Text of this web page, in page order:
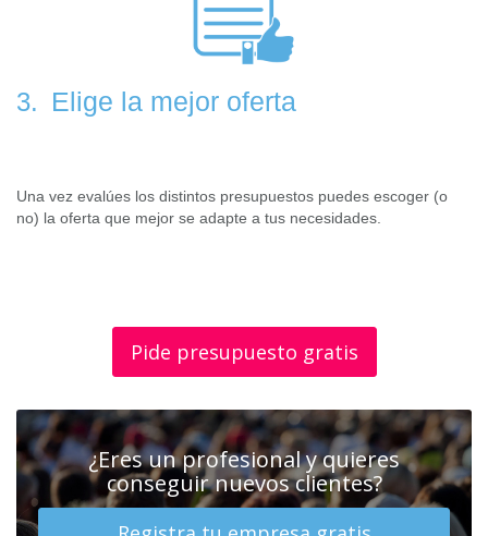
3. Elige la mejor oferta
Una vez evalúes los distintos presupuestos puedes escoger (o
no) la oferta que mejor se adapte a tus necesidades.
Pide presupuesto gratis
¿Eres un profesional y quieres
conseguir nuevos clientes?